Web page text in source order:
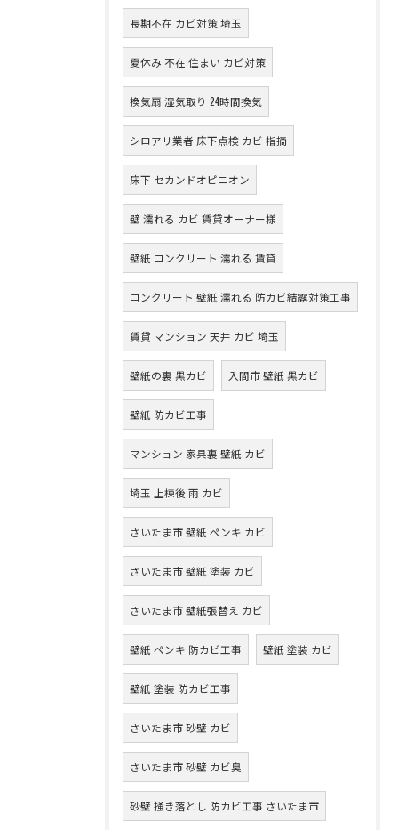
長期不在 カビ対策 埼玉
夏休み 不在 住まい カビ対策
換気扇 湿気取り 24時間換気
シロアリ業者 床下点検 カビ 指摘
床下 セカンドオピニオン
壁 濡れる カビ 賃貸オーナー様
壁紙 コンクリート 濡れる 賃貸
コンクリート 壁紙 濡れる 防カビ結露対策工事
賃貸 マンション 天井 カビ 埼玉
壁紙の裏 黒カビ 入間市 壁紙 黒カビ
壁紙 防カビ工事
マンション 家具裏 壁紙 カビ
埼玉 上棟後 雨 カビ
さいたま市 壁紙 ペンキ カビ
さいたま市 壁紙 塗装 カビ
さいたま市 壁紙張替え カビ
壁紙 ペンキ 防カビ工事 壁紙 塗装 カビ
壁紙 塗装 防カビ工事
さいたま市 砂壁 カビ
さいたま市 砂壁 カビ臭
砂壁 掻き落とし 防カビ工事 さいたま市